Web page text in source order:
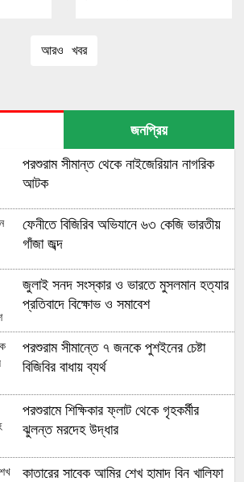
আরও খবর
জনপ্রিয়
পরশুরাম সীমান্ত থেকে নাইজেরিয়ান নাগরিক
আটক
ফেনীতে বিজিরিব অভিযানে ৬৩ কেজি ভারতীয়
গাঁজা জব্দ
জুলাই সনদ সংস্কার ও ভারতে মুসলমান হত্যার
প্রতিবাদে বিক্ষোভ ও সমাবেশ
পরশুরাম সীমান্তে ৭ জনকে পুশইনের চেষ্টা
বিজিবির বাধায় ব্যর্থ
পরশুরামে শিক্ষিকার ফ্লাট থেকে গৃহকর্মীর
ঝুলন্ত মরদেহ উদ্ধার
কাতারের সাবেক আমির শেখ হামাদ বিন খালিফা